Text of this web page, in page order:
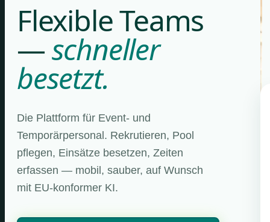
Flexible Teams
—schneller
besetzt.
Die Plattform für Event- und
Temporärpersonal. Rekrutieren, Pool
pflegen, Einsätze besetzen, Zeiten
erfassen — mobil, sauber, auf Wunsch
mit EU-konformer KI.